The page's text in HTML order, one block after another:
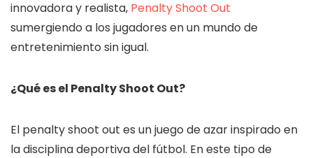
innovadora y realista, Penalty Shoot Out
sumergiendo a los jugadores en un mundo de
entretenimiento sin igual.
¿Qué es el Penalty Shoot Out?
El penalty shoot out es un juego de azar inspirado en
la disciplina deportiva del fútbol. En este tipo de